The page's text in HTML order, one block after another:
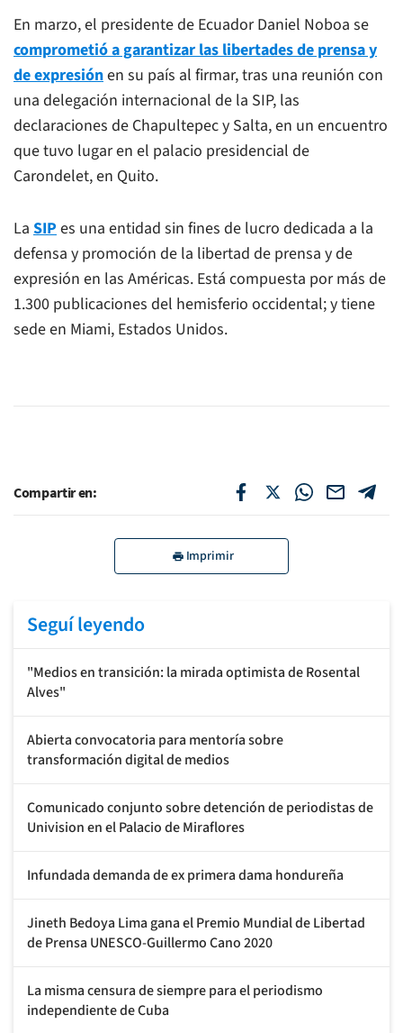
En marzo, el presidente de Ecuador Daniel Noboa se
comprometió a garantizar las libertades de prensa y
de expresiónen su país al firmar, tras una reunión con
una delegación internacional de la SIP, las
declaraciones de Chapultepec y Salta, en un encuentro
que tuvo lugar en el palacio presidencial de
Carondelet, en Quito.
La SIP es una entidad sin fines de lucro dedicada a la
defensa y promoción de la libertad de prensa y de
expresión en las Américas. Está compuesta por más de
1.300 publicaciones del hemisferio occidental; y tiene
sede en Miami, Estados Unidos.
Compartir en:
Imprimir
Seguí leyendo
"Medios en transición: la mirada optimista de Rosental
Alves"
Abierta convocatoria para mentoría sobre
transformación digital de medios
Comunicado conjunto sobre detención de periodistas de
Univision en el Palacio de Miraflores
Infundada demanda de ex primera dama hondureña
Jineth Bedoya Lima gana el Premio Mundial de Libertad
de Prensa UNESCO-Guillermo Cano 2020
La misma censura de siempre para el periodismo
independiente de Cuba